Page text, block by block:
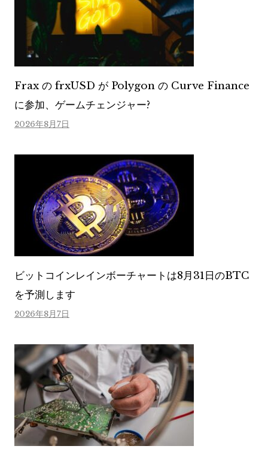
Frax の frxUSD が Polygon の Curve Finance
に参加、ゲームチェンジャー?
2026年8月7日
ビットコインレインボーチャートは8月31日のBTC
を予測します
2026年8月7日